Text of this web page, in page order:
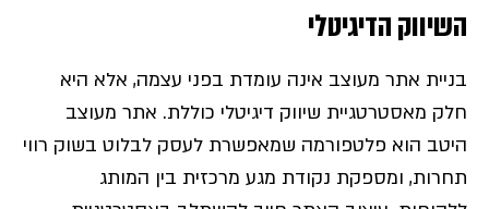
השיווק הדיגיטלי
בניית אתר מעוצב אינה עומדת בפני עצמה, אלא היא
חלק מאסטרטגיית שיווק דיגיטלי כוללת. אתר מעוצב
היטב הוא פלטפורמה שמאפשרת לעסק לבלוט בשוק רווי
תחרות, ומספקת נקודת מגע מרכזית בין המותג